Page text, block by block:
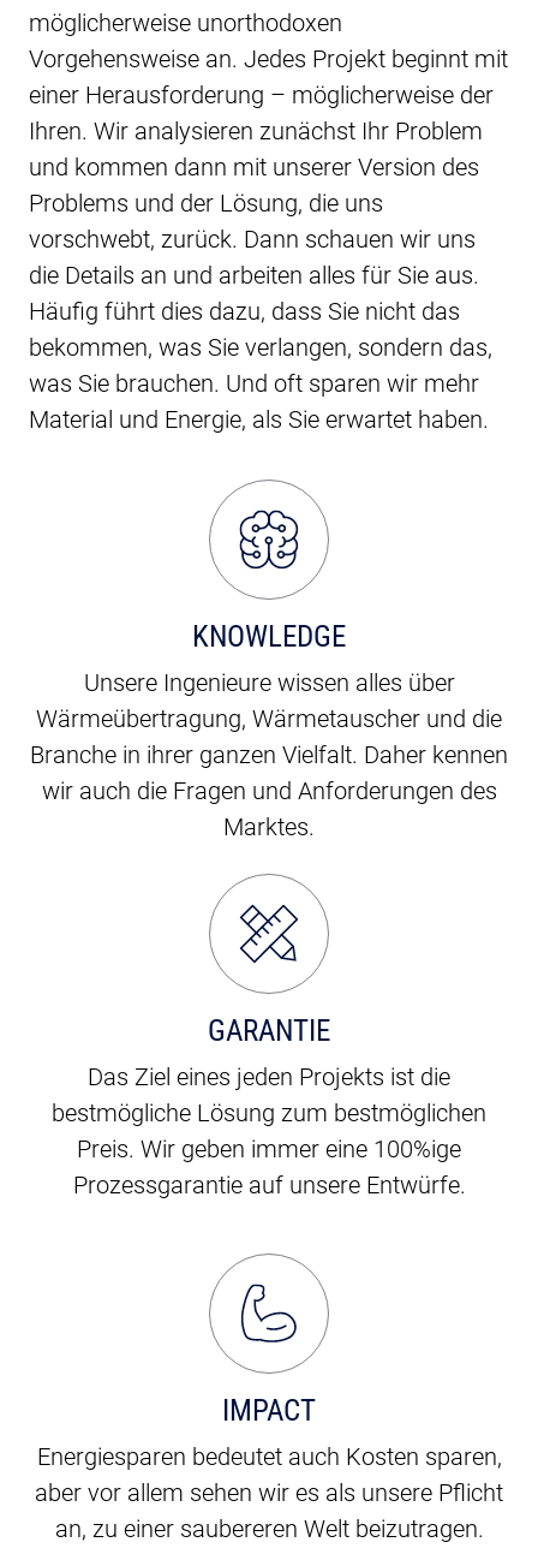
möglicherweise unorthodoxen
Vorgehensweise an. Jedes Projekt beginnt mit
einer Herausforderung – möglicherweise der
Ihren. Wir analysieren zunächst Ihr Problem
und kommen dann mit unserer Version des
Problems und der Lösung, die uns
vorschwebt, zurück. Dann schauen wir uns
die Details an und arbeiten alles für Sie aus.
Häufig führt dies dazu, dass Sie nicht das
bekommen, was Sie verlangen, sondern das,
was Sie brauchen. Und oft sparen wir mehr
Material und Energie, als Sie erwartet haben.
KNOWLEDGE
Unsere Ingenieure wissen alles über
Wärmeübertragung, Wärmetauscher und die
Branche in ihrer ganzen Vielfalt. Daher kennen
wir auch die Fragen und Anforderungen des
Marktes.
GARANTIE
Das Ziel eines jeden Projekts ist die
bestmögliche Lösung zum bestmöglichen
Preis. Wir geben immer eine 100%ige
Prozessgarantie auf unsere Entwürfe.
IMPACT
Energiesparen bedeutet auch Kosten sparen,
aber vor allem sehen wir es als unsere Pflicht
an, zu einer saubereren Welt beizutragen.